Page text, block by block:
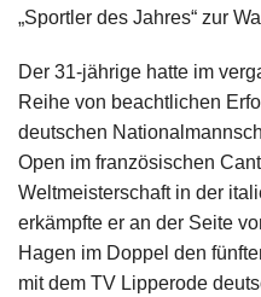
„Sportler des Jahres“ zur
Der 31-jährige hatte im
Reihe von beachtlichen
deutschen
Open im französischen
Weltmeisterschaft in der
erkämpfte er an der Seite
Hagen im Doppel den
mit dem TV Lipperode